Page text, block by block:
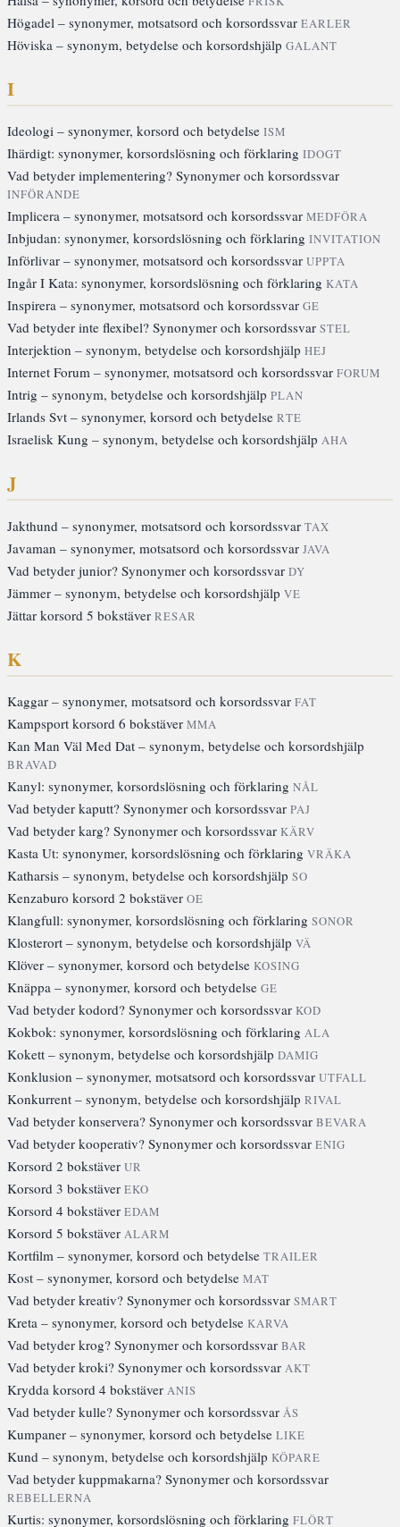
Högadel – synonymer, motsatsord och korsordssvar EARLER
Höviska – synonym, betydelse och korsordshjälp GALANT
I
Ideologi – synonymer, korsord och betydelse ISM
Ihärdigt: synonymer, korsordslösning och förklaring IDOGT
Vad betyder implementering? Synonymer och korsordssvar
INFÖRANDE
Implicera – synonymer, motsatsord och korsordssvar MEDFÖRA
Inbjudan: synonymer, korsordslösning och förklaring INVITATION
Införlivar – synonymer, motsatsord och korsordssvar UPPTA
Ingår I Kata: synonymer, korsordslösning och förklaring KATA
Inspirera – synonymer, motsatsord och korsordssvar GE
Vad betyder inte flexibel? Synonymer och korsordssvar STEL
Interjektion – synonym, betydelse och korsordshjälp HEJ
Internet Forum – synonymer, motsatsord och korsordssvar FORUM
Intrig – synonym, betydelse och korsordshjälp PLAN
Irlands Svt – synonymer, korsord och betydelse RTE
Israelisk Kung – synonym, betydelse och korsordshjälp AHA
J
Jakthund – synonymer, motsatsord och korsordssvar TAX
Javaman – synonymer, motsatsord och korsordssvar JAVA
Vad betyder junior? Synonymer och korsordssvar DY
Jämmer – synonym, betydelse och korsordshjälp VE
Jättar korsord 5 bokstäver RESAR
K
Kaggar – synonymer, motsatsord och korsordssvar FAT
Kampsport korsord 6 bokstäver MMA
Kan Man Väl Med Dat – synonym, betydelse och korsordshjälp
BRAVAD
Kanyl: synonymer, korsordslösning och förklaring NÅL
Vad betyder kaputt? Synonymer och korsordssvar PAJ
Vad betyder karg? Synonymer och korsordssvar KÄRV
Kasta Ut: synonymer, korsordslösning och förklaring VRÄKA
Katharsis – synonym, betydelse och korsordshjälp SO
Kenzaburo korsord 2 bokstäver OE
Klangfull: synonymer, korsordslösning och förklaring SONOR
Klosterort – synonym, betydelse och korsordshjälp VÄ
Klöver – synonymer, korsord och betydelse KOSING
Knäppa – synonymer, korsord och betydelse GE
Vad betyder kodord? Synonymer och korsordssvar KOD
Kokbok: synonymer, korsordslösning och förklaring ALA
Kokett – synonym, betydelse och korsordshjälp DAMIG
Konklusion – synonymer, motsatsord och korsordssvar UTFALL
Konkurrent – synonym, betydelse och korsordshjälp RIVAL
Vad betyder konservera? Synonymer och korsordssvar BEVARA
Vad betyder kooperativ? Synonymer och korsordssvar ENIG
Korsord 2 bokstäver UR
Korsord 3 bokstäver EKO
Korsord 4 bokstäver EDAM
Korsord 5 bokstäver ALARM
Kortfilm – synonymer, korsord och betydelse TRAILER
Kost – synonymer, korsord och betydelse MAT
Vad betyder kreativ? Synonymer och korsordssvar SMART
Kreta – synonymer, korsord och betydelse KARVA
Vad betyder krog? Synonymer och korsordssvar BAR
Vad betyder kroki? Synonymer och korsordssvar AKT
Krydda korsord 4 bokstäver ANIS
Vad betyder kulle? Synonymer och korsordssvar ÅS
Kumpaner – synonymer, korsord och betydelse LIKE
Kund – synonym, betydelse och korsordshjälp KÖPARE
Vad betyder kuppmakarna? Synonymer och korsordssvar
REBELLERNA
Kurtis: synonymer, korsordslösning och förklaring FLÖRT